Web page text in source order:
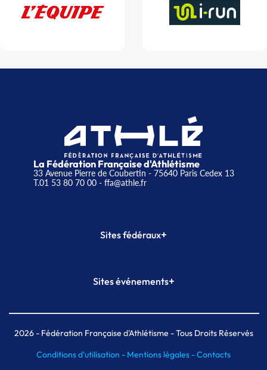
La Fédération Française d'Athlétisme
33 Avenue Pierre de Coubertin - 75640 Paris Cedex 13
T.01 53 80 70 00- ffa@athle.fr
Sites fédéraux+
Plateforme Formation
Sites événements+
Meeting de Paris indoor
MAIF Ekiden de Paris
2026- Fédération Française d'Athlétisme - Tous Droits Réservés
Conditions d'utilisation - Mentions légales -Contacts